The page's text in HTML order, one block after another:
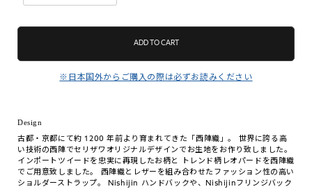
ADD TO CART
※日本国外からご購入の際は必ずお読みください
Design
古都・京都にて約 1200 年前より育まれてきた「西陣織」。 世界に誇る高
い技術の西陣でセリザワオリジナルデザインでお生地をお作り致しました。
インポートツイードを忠実に再現したお柄と トレンド柄レオパードを西陣織
でご用意致しました。 西陣織とレザーを組み合わせたファッション性の高い
ショルダーストラップ。 Nishijin ハンドバックや、Nishijinフリンジバック